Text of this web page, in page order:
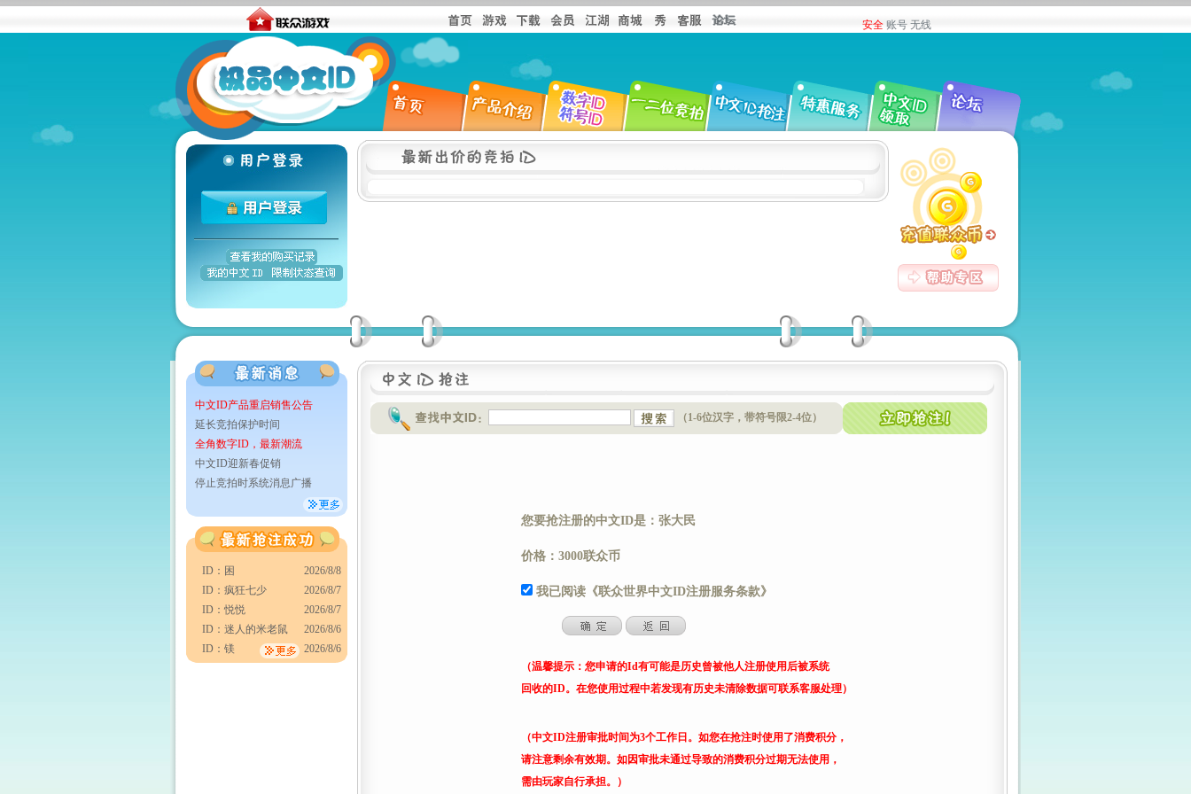
安全 账号 无线
中文ID产品重启销售公告
延长竞拍保护时间
全角数字ID，最新潮流
中文ID迎新春促销
停止竞拍时系统消息广播
ID：困
2026/8/8
ID：疯狂七少
2026/8/7
ID：悦悦
2026/8/7
ID：迷人的米老鼠
2026/8/6
ID：镁
2026/8/6
（1-6位汉字，带符号限2-4位）
您要抢注册的中文ID是：张大民
价格：3000联众币
我已阅读《联众世界中文ID注册服务条款》
（温馨提示：您申请的Id有可能是历史曾被他人注册使用后被系统
回收的ID。在您使用过程中若发现有历史未清除数据可联系客服处理）
（中文ID注册审批时间为3个工作日。如您在抢注时使用了消费积分，
请注意剩余有效期。如因审批未通过导致的消费积分过期无法使用，
需由玩家自行承担。）